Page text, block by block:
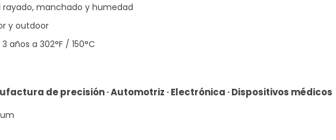
rayado, manchado y humedad
y outdoor
años a 302°F / 150°C
de precisión · Automotriz · Electrónica · Dispositivos médicos